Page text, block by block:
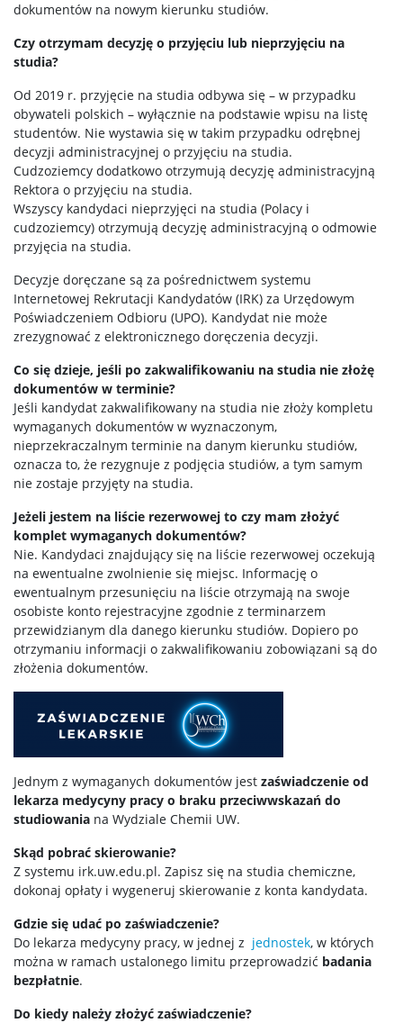
dokumentów na nowym kierunku studiów.
Czy otrzymam decyzję o przyjęciu lub nieprzyjęciu na
studia?
Od 2019 r. przyjęcie na studia odbywa się – w przypadku
obywateli polskich – wyłącznie na podstawie wpisu na listę
studentów. Nie wystawia się w takim przypadku odrębnej
decyzji administracyjnej o przyjęciu na studia.
Cudzoziemcy dodatkowo otrzymują decyzję administracyjną
Rektora o przyjęciu na studia.
Wszyscy kandydaci nieprzyjęci na studia (Polacy i
cudzoziemcy) otrzymują decyzję administracyjną o odmowie
przyjęcia na studia.
Decyzje doręczane są za pośrednictwem systemu
Internetowej Rekrutacji Kandydatów (IRK) za Urzędowym
Poświadczeniem Odbioru (UPO). Kandydat nie może
zrezygnować z elektronicznego doręczenia decyzji.
Co się dzieje, jeśli po zakwalifikowaniu na studia nie złożę
dokumentów w terminie?
Jeśli kandydat zakwalifikowany na studia nie złoży kompletu
wymaganych dokumentów w wyznaczonym,
nieprzekraczalnym terminie na danym kierunku studiów,
oznacza to, że rezygnuje z podjęcia studiów, a tym samym
nie zostaje przyjęty na studia.
Jeżeli jestem na liście rezerwowej to czy mam złożyć
komplet wymaganych dokumentów?
Nie. Kandydaci znajdujący się na liście rezerwowej oczekują
na ewentualne zwolnienie się miejsc. Informację o
ewentualnym przesunięciu na liście otrzymają na swoje
osobiste konto rejestracyjne zgodnie z terminarzem
przewidzianym dla danego kierunku studiów. Dopiero po
otrzymaniu informacji o zakwalifikowaniu zobowiązani są do
złożenia dokumentów.
Jednym z wymaganych dokumentów jest zaświadczenie od
lekarza medycyny pracy o braku przeciwwskazań do
studiowania na Wydziale Chemii UW.
Skąd pobrać skierowanie?
Z systemu irk.uw.edu.pl. Zapisz się na studia chemiczne,
dokonaj opłaty i wygeneruj skierowanie z konta kandydata.
Gdzie się udać po zaświadczenie?
Do lekarza medycyny pracy, w jednej z jednostek, w których
można w ramach ustalonego limitu przeprowadzić badania
bezpłatnie.
Do kiedy należy złożyć zaświadczenie?